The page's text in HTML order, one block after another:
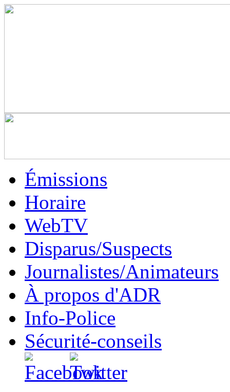
Émissions
Horaire
WebTV
Disparus/Suspects
Journalistes/Animateurs
À propos d'ADR
Info-Police
Sécurité-conseils